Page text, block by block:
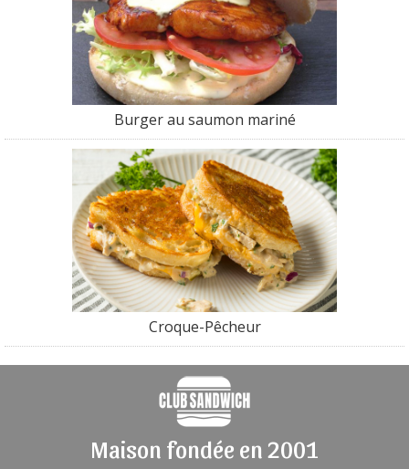
Burger au saumon mariné
Croque-Pêcheur
Maison fondée en 2001